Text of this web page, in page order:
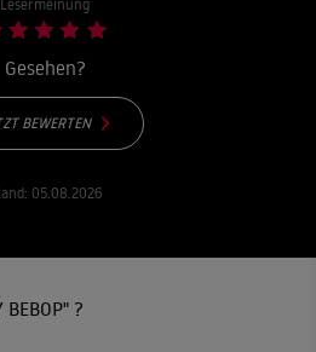
Lesermeinung
Gesehen?
BEWERTEN
05.08.2026
BEBOP" ?